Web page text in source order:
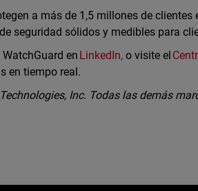
a más de 1,5 millones de clientes
seguridad sólidos y medibles para
WatchGuard en LinkedIn, o visite el
en tiempo real.
Inc. Todas las demás